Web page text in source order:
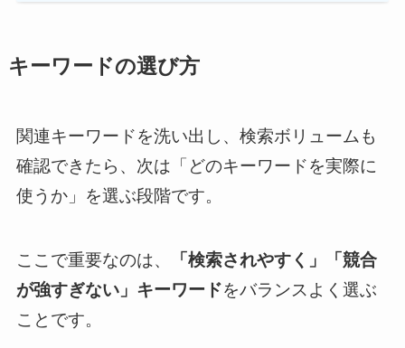
キーワードの選び方
関連キーワードを洗い出し、検索ボリュームも
確認できたら、次は「どのキーワードを実際に
使うか」を選ぶ段階です。
ここで重要なのは、
「検索されやすく」「競合
が強すぎない」キーワードをバランスよく選ぶ
ことです。